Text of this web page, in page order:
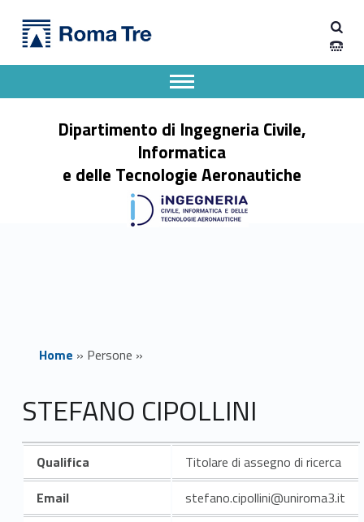
STEFANO CIPOLLINI - Dipartimento di Ingegneria Civile, Informatica e delle Tecnologie Aeronautiche
Dipartimento di Ingegneria Civile,
Informatica
e delle Tecnologie Aeronautiche
Apri il menu secondario
Header info sidebar
Home » Persone »
STEFANO CIPOLLINI
Qualifica
Titolare di assegno di ricerca
Email
stefano.cipollini@uniroma3.it